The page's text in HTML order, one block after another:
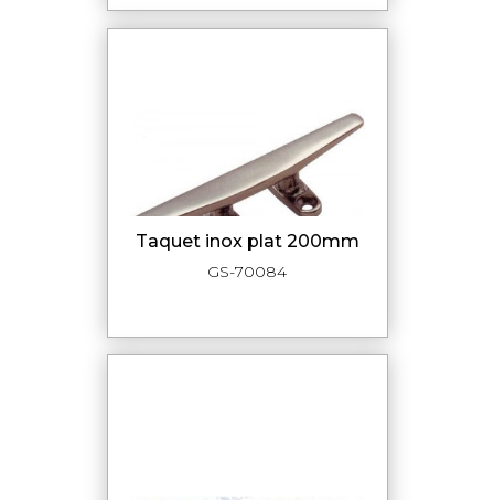
taquet inox plat 200mm
GS-70084